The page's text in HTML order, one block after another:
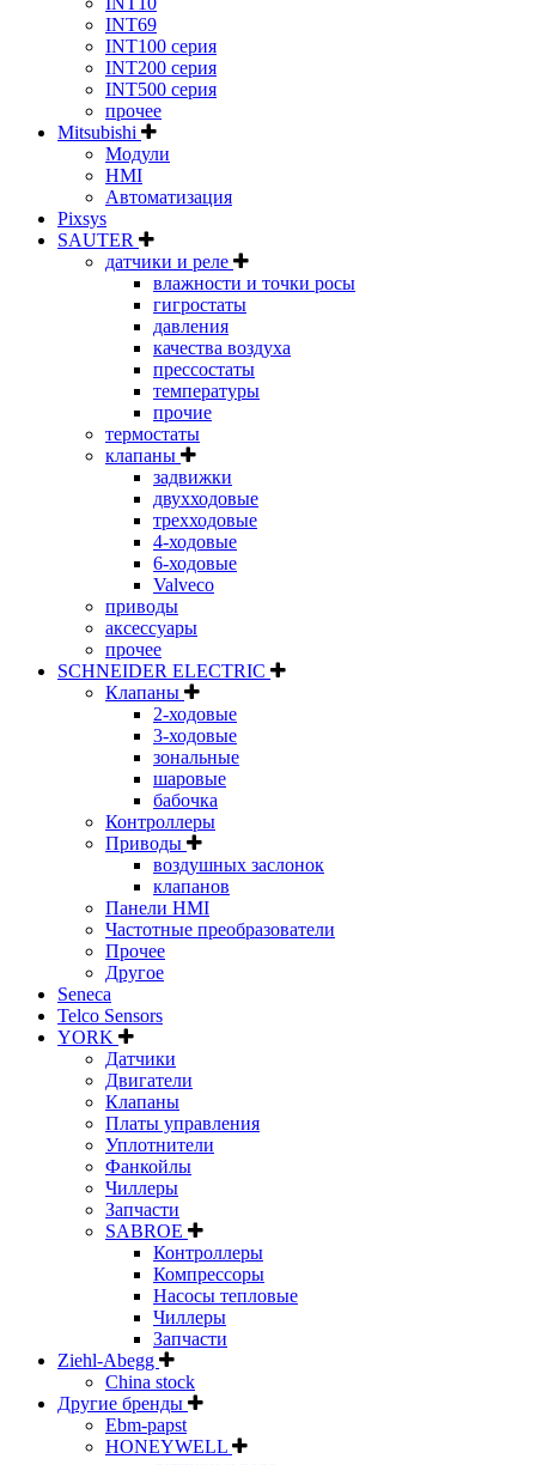
INT69
INT100 серия
INT200 серия
INT500 серия
прочее
Mitsubishi
Модули
HMI
Автоматизация
Pixsys
SAUTER
датчики и реле
влажности и точки росы
гигростаты
давления
качества воздуха
прессостаты
температуры
прочие
термостаты
клапаны
задвижки
двухходовые
трехходовые
4-ходовые
6-ходовые
Valveco
приводы
аксессуары
прочее
SCHNEIDER ELECTRIC
Клапаны
2-ходовые
3-ходовые
зональные
шаровые
бабочка
Контроллеры
Приводы
воздушных заслонок
клапанов
Панели HMI
Частотные преобразователи
Прочее
Другое
Seneca
Telco Sensors
YORK
Датчики
Двигатели
Клапаны
Платы управления
Уплотнители
Фанкойлы
Чиллеры
Запчасти
SABROE
Контроллеры
Компрессоры
Насосы тепловые
Чиллеры
Запчасти
Ziehl-Abegg
China stock
Другие бренды
Ebm-papst
HONEYWELL